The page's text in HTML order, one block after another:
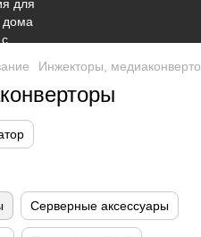
Инжекторы,
Серверные аксессуары